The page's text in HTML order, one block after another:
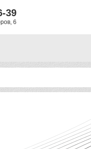
39
6